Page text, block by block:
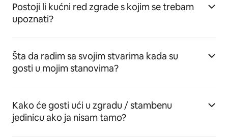
Postoji li kućni red zgrade s kojim se trebam
upoznati?
Šta da radim sa svojim stvarima kada su
gosti u mojim stanovima?
Kako će gosti ući u zgradu / stambenu
jedinicu ako ja nisam tamo?